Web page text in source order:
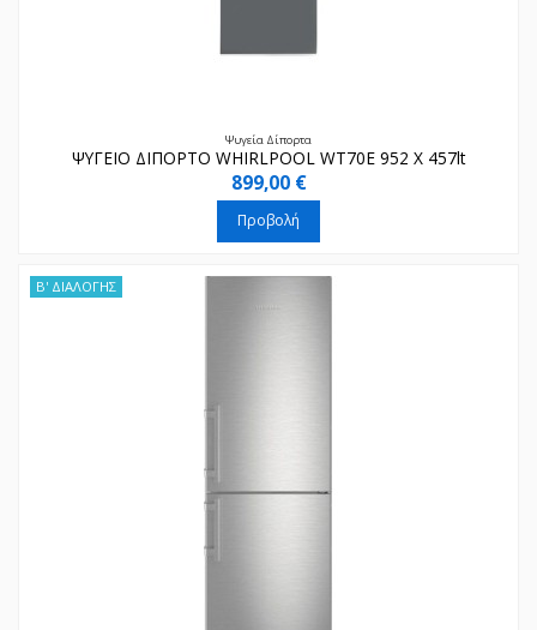
Ψυγεία Δίπορτα
ΨΥΓΕΙΟ ΔΙΠΟΡΤΟ WHIRLPOOL WT70E 952 X 457lt
899,00 €
Προβολή
Β' ΔΙΑΛΟΓΗΣ